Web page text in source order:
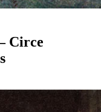
Circe